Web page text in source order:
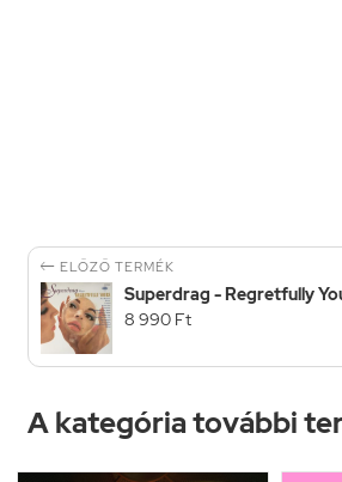
 ELŐZŐ TERMÉK
Superdrag - Regretfully
8 990 Ft
A kategória további